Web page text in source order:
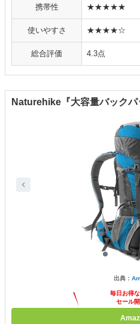
携帯性 ★★★★★
使いやすさ ★★★★☆
総合評価 4.3点
Naturehike『大容量バックパ
出典：
毎日お得
セール